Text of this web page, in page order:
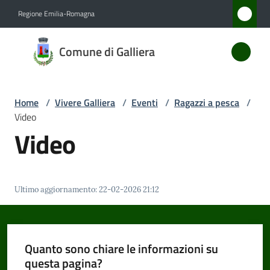
Regione Emilia-Romagna
Comune di Galliera
Comune
di
Servizi
Vivere
Galliera
Menu selezionato
Home / Vivere Galliera / Eventi / Ragazzi a pesca /
Video
Video
Ultimo aggiornamento:22-02-2026 21:12
Quanto sono chiare le informazioni su
questa pagina?